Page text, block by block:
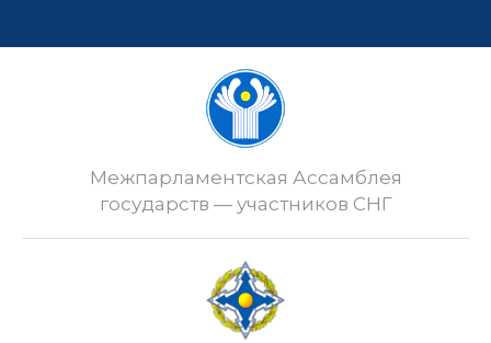
Межпарламентская Ассамблея
государств — участников СНГ